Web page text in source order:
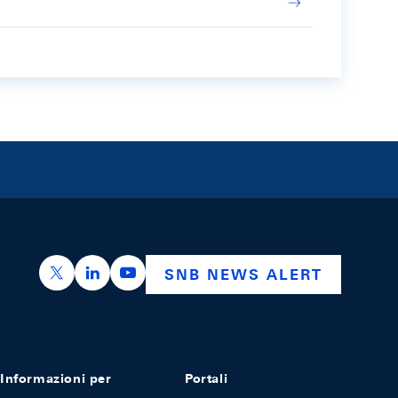
https://x.com/snb_bns
https://ch.linkedin.com/company/swiss-
https://www.youtube.com/
SNB NEWS ALERT
Informazioni per Portali